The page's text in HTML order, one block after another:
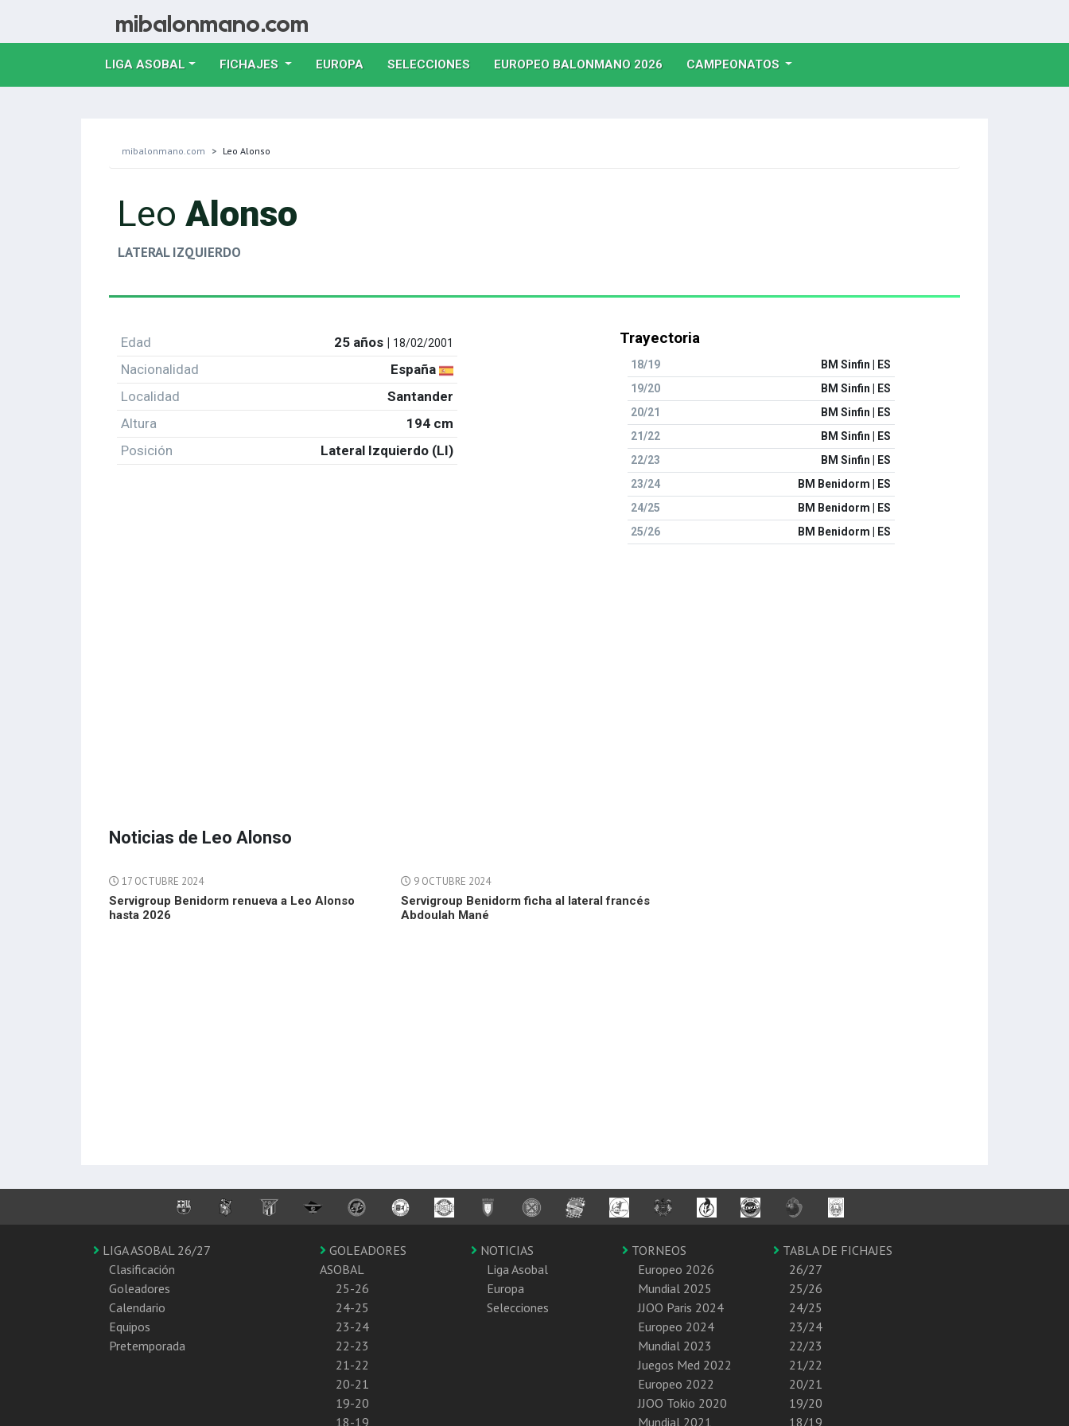
LIGA ASOBAL FICHAJES EUROPA(CURRENT)
SELECCIONES(CURRENT)
EUROPEO BALONMANO 2026(CURRENT)
CAMPEONATOS
mibalonmano.com Leo Alonso
Leo Alonso
LATERAL IZQUIERDO
Edad 25 años | 18/02/2001
Nacionalidad
España
Localidad
Santander
Altura
194 cm
Posición
Lateral Izquierdo (LI)
Trayectoria
18/19
BM Sinfin | ES
19/20
BM Sinfin | ES
20/21
BM Sinfin | ES
21/22
BM Sinfin | ES
22/23
BM Sinfin | ES
23/24
BM Benidorm | ES
24/25
BM Benidorm | ES
25/26
BM Benidorm | ES
Noticias de Leo Alonso
17 OCTUBRE 2024
Servigroup Benidorm renueva a Leo Alonso
hasta 2026
9 OCTUBRE 2024
Servigroup Benidorm ficha al lateral francés
Abdoulah Mané
LIGA ASOBAL 26/27
Clasificación
Goleadores
Calendario
Equipos
Pretemporada
GOLEADORES
ASOBAL
25-26
24-25
23-24
22-23
21-22
20-21
19-20
18-19
NOTICIAS
Liga Asobal
Europa
Selecciones
TORNEOS
Europeo 2026
Mundial 2025
JJOO Paris 2024
Europeo 2024
Mundial 2023
Juegos Med 2022
Europeo 2022
JJOO Tokio 2020
Mundial 2021
TABLA DE FICHAJES
26/27
25/26
24/25
23/24
22/23
21/22
20/21
19/20
18/19